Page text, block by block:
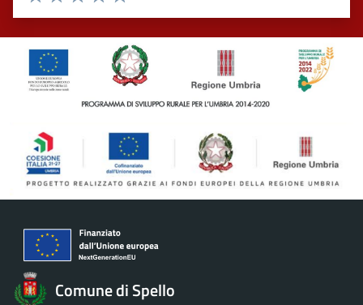
Valuta 5 stelle su 5
Valuta 4 stelle su 5
Valuta 3 stelle su 5
Valuta 2 stelle su 5
Valuta 1 stelle su 5
Comune di Spello